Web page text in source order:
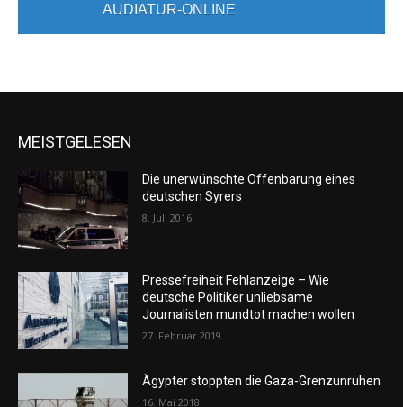
AUDIATUR-ONLINE
MEISTGELESEN
Die unerwünschte Offenbarung eines
deutschen Syrers
8. Juli 2016
Pressefreiheit Fehlanzeige – Wie
deutsche Politiker unliebsame
Journalisten mundtot machen wollen
27. Februar 2019
Ägypter stoppten die Gaza-Grenzunruhen
16. Mai 2018